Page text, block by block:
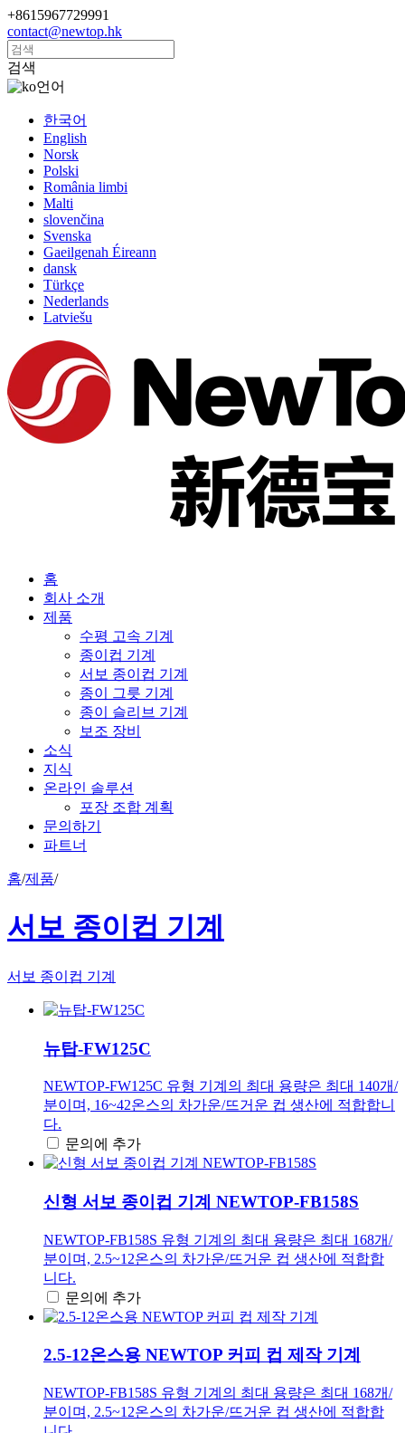
+8615967729991
contact@newtop.hk
검색
언어
한국어
English
Norsk
Polski
România limbi
Malti
slovenčina
Svenska
Gaeilgenah Éireann
dansk
Türkçe
Nederlands
Latviešu
홈
회사 소개
제품
수평 고속 기계
종이컵 기계
서보 종이컵 기계
종이 그릇 기계
종이 슬리브 기계
보조 장비
소식
지식
온라인 솔루션
포장 조합 계획
문의하기
파트너
홈/제품/
서보 종이컵 기계
서보 종이컵 기계
뉴탑-FW125C
NEWTOP-FW125C 유형 기계의 최대 용량은 최대 140개/
분이며, 16~42온스의 차가운/뜨거운 컵 생산에 적합합니
다.
문의에 추가
신형 서보 종이컵 기계 NEWTOP-FB158S
NEWTOP-FB158S 유형 기계의 최대 용량은 최대 168개/
분이며, 2.5~12온스의 차가운/뜨거운 컵 생산에 적합합
니다.
문의에 추가
2.5-12온스용 NEWTOP 커피 컵 제작 기계
NEWTOP-FB158S 유형 기계의 최대 용량은 최대 168개/
분이며, 2.5~12온스의 차가운/뜨거운 컵 생산에 적합합